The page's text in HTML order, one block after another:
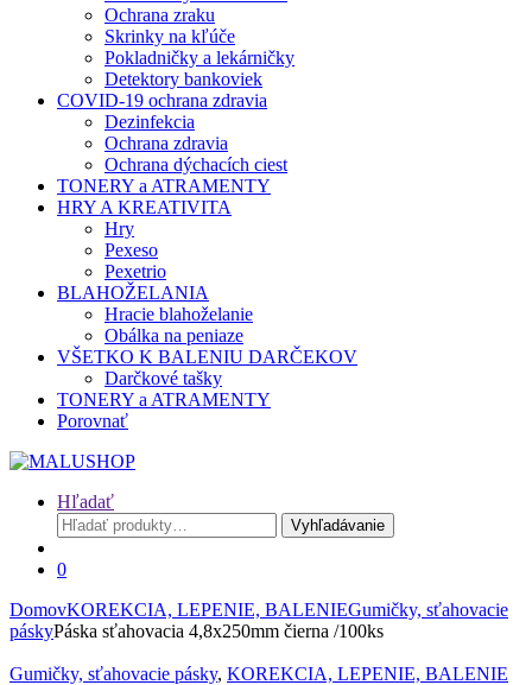
Ochrana zraku
Skrinky na kľúče
Pokladničky a lekárničky
Detektory bankoviek
COVID-19 ochrana zdravia
Dezinfekcia
Ochrana zdravia
Ochrana dýchacích ciest
TONERY a ATRAMENTY
HRY A KREATIVITA
Hry
Pexeso
Pexetrio
BLAHOŽELANIA
Hracie blahoželanie
Obálka na peniaze
VŠETKO K BALENIU DARČEKOV
Darčkové tašky
TONERY a ATRAMENTY
Porovnať
Hľadať
Hľadať:
Vyhľadávanie
0
DomovKOREKCIA, LEPENIE, BALENIEGumičky, sťahovacie
páskyPáska sťahovacia 4,8x250mm čierna /100ks
Gumičky, sťahovacie pásky, KOREKCIA, LEPENIE, BALENIE